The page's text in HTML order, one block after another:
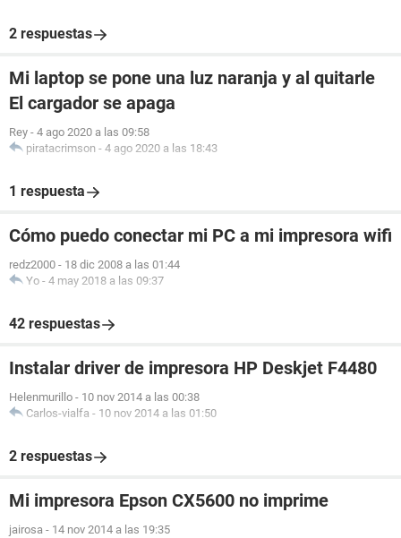
2 respuestas
Mi laptop se pone una luz naranja y al quitarle
El cargador se apaga
Rey - 4 ago 2020 a las 09:58
piratacrimson - 4 ago 2020 a las 18:43
1 respuesta
Cómo puedo conectar mi PC a mi impresora wifi
redz2000 - 18 dic 2008 a las 01:44
Yo - 4 may 2018 a las 09:37
42 respuestas
Instalar driver de impresora HP Deskjet F4480
Helenmurillo - 10 nov 2014 a las 00:38
Carlos-vialfa - 10 nov 2014 a las 01:50
2 respuestas
Mi impresora Epson CX5600 no imprime
jairosa - 14 nov 2014 a las 19:35